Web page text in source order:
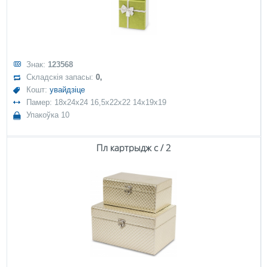
Знак: 123568
Складскія запасы:0,
Кошт:увайдзіце
Памер: 18x24x24 16,5x22x22 14x19x19
Упакоўка 10
Пл картрыдж с / 2